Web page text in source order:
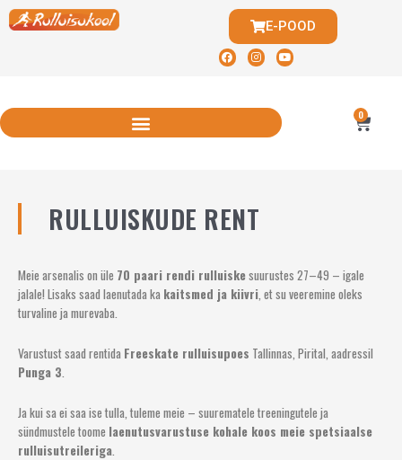
E-POOD
0
RULLUISKUDE RENT
Meie arsenalis on üle 70 paari rendi rulluiskesuurustes 27–49 – igale
jalale! Lisaks saad laenutada ka kaitsmed ja kiivri, et su veeremine oleks
turvaline ja murevaba.
Varustust saad rentida Freeskate rulluisupoes Tallinnas, Pirital, aadressil
Punga 3
Ja kui sa ei saa ise tulla, tuleme meie – suurematele treeningutele ja
sündmustele toome laenutusvarustuse kohale koos meie spetsiaalse
rulluisutreileriga